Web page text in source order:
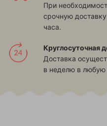
При
срочную
часа.
Круглосуточная
Доставка
в неделю в любую